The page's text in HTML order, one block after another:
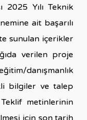
2025 Yılı Teknik
ait başarılı
sunulan içerikler
verilen proje
danışmanlık
bilgiler ve talep
metinlerinin
için son tarih